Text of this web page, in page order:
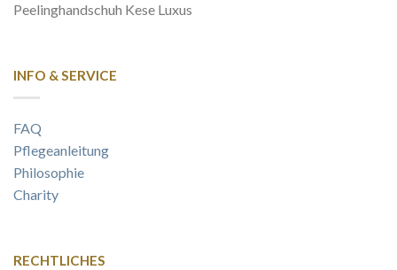
Peelinghandschuh Kese Luxus
INFO & SERVICE
FAQ
Pflegeanleitung
Philosophie
Charity
RECHTLICHES